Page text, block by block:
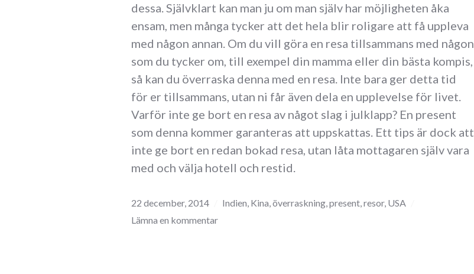
dessa. Självklart kan man ju om man själv har möjligheten åka
ensam, men många tycker att det hela blir roligare att få uppleva
med någon annan. Om du vill göra en resa tillsammans med någon
som du tycker om, till exempel din mamma eller din bästa kompis,
så kan du överraska denna med en resa. Inte bara ger detta tid
för er tillsammans, utan ni får även dela en upplevelse för livet.
Varför inte ge bort en resa av något slag i julklapp? En present
som denna kommer garanteras att uppskattas. Ett tips är dock att
inte ge bort en redan bokad resa, utan låta mottagaren själv vara
med och välja hotell och restid.
22 december, 2014 Indien, Kina,överraskning,present,resor, USA
Lämna en kommentar